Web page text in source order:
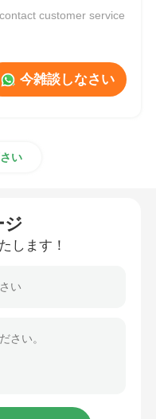
customer service
今雑談しなさい
い
ジ
します！